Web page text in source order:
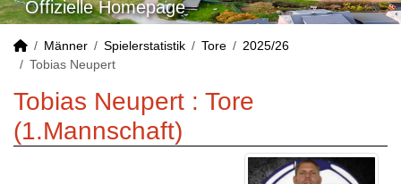
Offizielle Homepage
Männer Spielerstatistik Tore
2025/26
Tobias Neupert
Tobias Neupert : Tore
(1.Mannschaft)